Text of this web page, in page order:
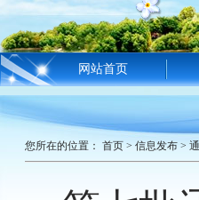
网站首页
您所在的位置： 首页 > 信息发布 >